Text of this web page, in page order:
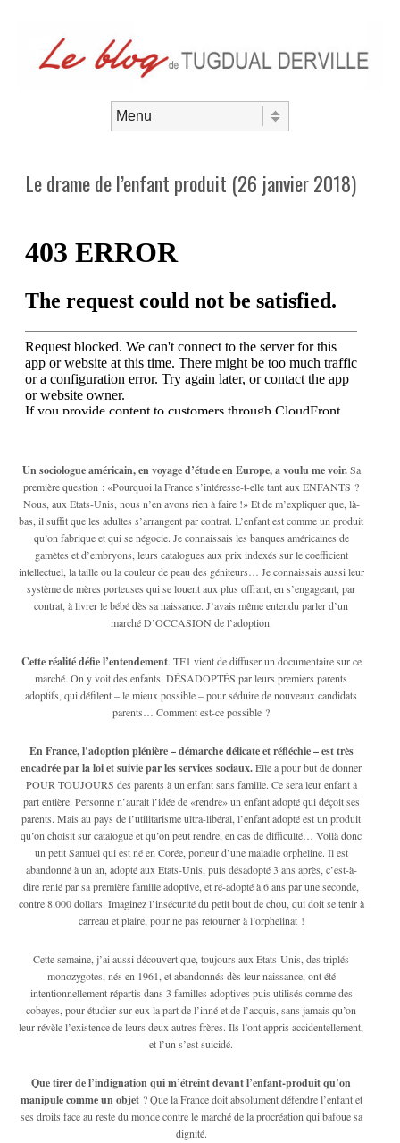
Le drame de l’enfant produit (26 janvier 2018)
Un sociologue américain, en voyage d’étude en Europe, a voulu me voir.Sa
première question : «Pourquoi la France s’intéresse-t-elle tant aux ENFANTS ?
Nous, aux Etats-Unis, nous n’en avons rien à faire !» Et de m’expliquer que, là-
bas, il suffit que les adultes s’arrangent par contrat. L’enfant est comme un produit
qu’on fabrique et qui se négocie. Je connaissais les banques américaines de
gamètes et d’embryons, leurs catalogues aux prix indexés sur le coefficient
intellectuel, la taille ou la couleur de peau des géniteurs… Je connaissais aussi leur
système de mères porteuses qui se louent aux plus offrant, en s’engageant, par
contrat, à livrer le bébé dès sa naissance. J’avais même entendu parler d’un
marché D’OCCASION de l’adoption.
Cette réalité défie l’entendement. TF1 vient de diffuser un documentaire sur ce
marché. On y voit des enfants, DÉSADOPTÉS par leurs premiers parents
adoptifs, qui défilent – le mieux possible – pour séduire de nouveaux candidats
parents… Comment est-ce possible ?
En France, l’adoption plénière – démarche délicate et réfléchie – est très
encadrée par la loi et suivie par les services sociaux.Elle a pour but de donner
POUR TOUJOURS des parents à un enfant sans famille. Ce sera leur enfant à
part entière. Personne n’aurait l’idée de «rendre» un enfant adopté qui déçoit ses
parents. Mais au pays de l’utilitarisme ultra-libéral, l’enfant adopté est un produit
qu’on choisit sur catalogue et qu’on peut rendre, en cas de difficulté… Voilà donc
un petit Samuel qui est né en Corée, porteur d’une maladie orpheline. Il est
abandonné à un an, adopté aux Etats-Unis, puis désadopté 3 ans après, c’est-à-
dire renié par sa première famille adoptive, et ré-adopté à 6 ans par une seconde,
contre 8.000 dollars. Imaginez l’insécurité du petit bout de chou, qui doit se tenir à
carreau et plaire, pour ne pas retourner à l’orphelinat !
Cette semaine, j’ai aussi découvert que, toujours aux Etats-Unis, des triplés
monozygotes, nés en 1961, et abandonnés dès leur naissance, ont été
intentionnellement répartis dans 3 familles adoptives puis utilisés comme des
cobayes, pour étudier sur eux la part de l’inné et de l’acquis, sans jamais qu’on
leur révèle l’existence de leurs deux autres frères. Ils l’ont appris accidentellement,
et l’un s’est suicidé.
Que tirer de l’indignation qui m’étreint devant l’enfant-produit qu’on
manipule comme un objet? Que la France doit absolument défendre l’enfant et
ses droits face au reste du monde contre le marché de la procréation qui bafoue sa
dignité.